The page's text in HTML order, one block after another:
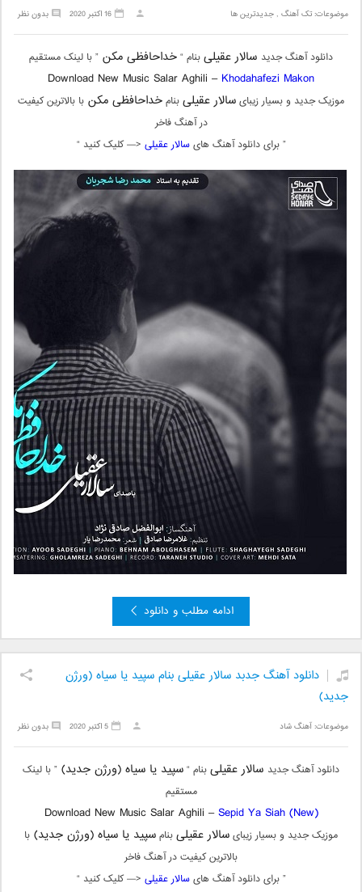
موضوعات:تک آهنگ ,جدیدترین ها بدون نظر 16 اکتبر 2020
دانلود آهنگ جدید سالار عقیلیبنام “خداحافظی مکن ” با لینک مستقیم
Download New Music Salar Aghili – Khodahafezi Makon
موزیک جدید و بسیار زیبایسالار عقیلیبنامخداحافظی مکن با بالاترین کیفیت
در آهنگ فاخر
” برای دانلود آهنگ هایسالار عقیلی <— کلیک کنید “
ادامه مطلب و دانلود
دانلود آهنگ جدبد سالار عقیلی بنام سپید یا سیاه (ورژن
جدید)
موضوعات:آهنگ شاد بدون نظر 5 اکتبر 2020
دانلود آهنگ جدید سالار عقیلیبنام “سپید یا سیاه (ورژن جدید) ” با لینک
مستقیم
Download New Music Salar Aghili –Sepid Ya Siah (New)
موزیک جدید و بسیار زیبایسالار عقیلیبنامسپید یا سیاه (ورژن جدید) با
بالاترین کیفیت در آهنگ فاخر
” برای دانلود آهنگ هایسالار عقیلی <— کلیک کنید “